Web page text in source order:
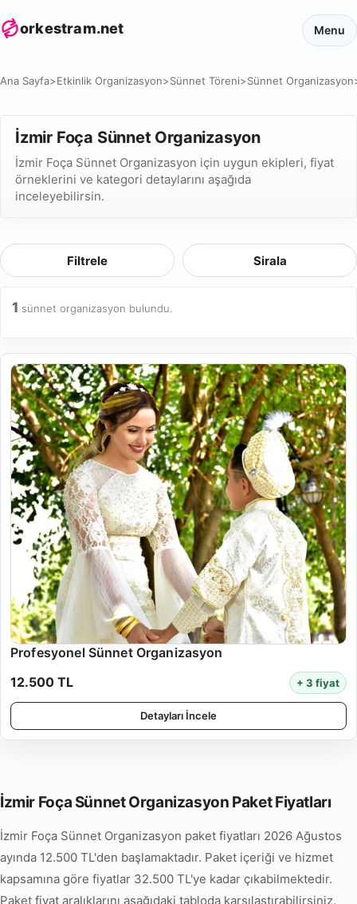
orkestram.net Menu
Ana Sayfa>Etkinlik Organizasyon>Sünnet Töreni>Sünnet Organizasyon
İzmir Foça Sünnet Organizasyon
İzmir Foça Sünnet Organizasyon için uygun ekipleri, fiyat
örneklerini ve kategori detaylarını aşağıda
inceleyebilirsin.
Filtrele Sirala
1 sünnet organizasyon bulundu.
Profesyonel Sünnet Organizasyon
12.500 TL
+ 3 fiyat
Detayları İncele
İzmir Foça Sünnet Organizasyon Paket Fiyatları
İzmir Foça Sünnet Organizasyon paket fiyatları 2026 Ağustos
ayında 12.500 TL'den başlamaktadır. Paket içeriği ve hizmet
kapsamına göre fiyatlar 32.500 TL'ye kadar çıkabilmektedir.
Paket fiyat aralıklarını aşağıdaki tabloda karşılaştırabilirsiniz.